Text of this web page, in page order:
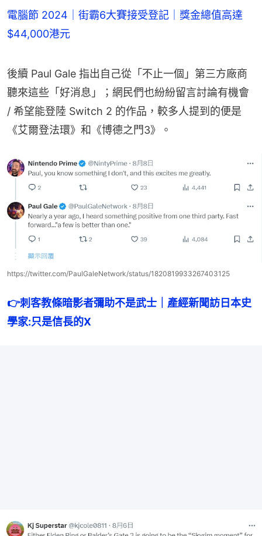
電腦節 2024｜街霸6大賽接受登記｜獎金總值高達
$44,000港元
後續 Paul Gale 指出自己從「不止一個」第三方廠商
聽來這些「好消息」；網民們也紛紛留言討論有機會
/ 希望能登陸 Switch 2 的作品，較多人提到的便是
《艾爾登法環》和《博德之門3》。
https://twitter.com/PaulGaleNetwork/status/1820819933267403125
👉刺客教條暗影者彌助不是武士｜產經新聞訪日本史
學家:只是信長的X